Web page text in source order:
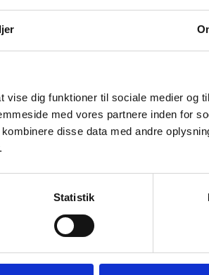
dig funktioner til sociale medier og
med vores partnere inden for
disse data med andre
Statistik